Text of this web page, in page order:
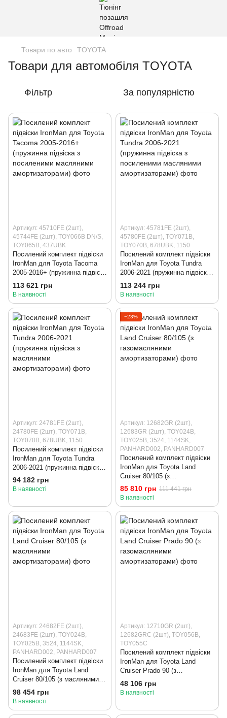
Товари по авто TOYOTA
Товари для автомобіля TOYOTA
Фільтр За популярністю
Артикул: 45710FE (2шт),
45744FE (2шт), TOY066B DN/S,
TOY065B, 437UBK
Посилений комплект підвіски
IronMan для Toyota Tacoma
2005-2016+ (пружинна підвіска
з посиленими масляними
амортизаторами)
113 621 грн
В наявності
Артикул: 45781FE (2шт),
45780FE (2шт), TOY071B,
TOY070B, 678UBK, 1150
Посилений комплект підвіски
IronMan для Toyota Tundra
2006-2021 (пружинна підвіска
з посиленими масляними
амортизаторами)
113 244 грн
В наявності
Артикул: 24781FE (2шт),
24780FE (2шт), TOY071B,
TOY070B, 678UBK, 1150
Посилений комплект підвіски
IronMan для Toyota Tundra
2006-2021 (пружинна підвіска
з масляними амортизаторами)
94 182 грн
В наявності
−23%
Артикул: 12682GR (2шт),
12683GR (2шт), TOY024B,
TOY025B, 3524, 1144SK,
PANHARD002, PANHARD007
Посилений комплект підвіски
IronMan для Toyota Land
Cruiser 80/105 (з
газомасляними
амортизаторами)
85 810 грн 111 441 грн
В наявності
Артикул: 24682FE (2шт),
24683FE (2шт), TOY024B,
TOY025B, 3524, 1144SK,
PANHARD002, PANHARD007
Посилений комплект підвіски
IronMan для Toyota Land
Cruiser 80/105 (з масляними
амортизаторами)
98 454 грн
В наявності
Артикул: 12710GR (2шт),
12682GRC (2шт), TOY056B,
TOY055C
Посилений комплект підвіски
IronMan для Toyota Land
Cruiser Prado 90 (з
газомасляними
амортизаторами)
48 106 грн
В наявності